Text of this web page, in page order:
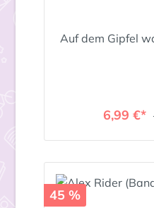
Auf dem Gipfel
6,99 €*
45 %